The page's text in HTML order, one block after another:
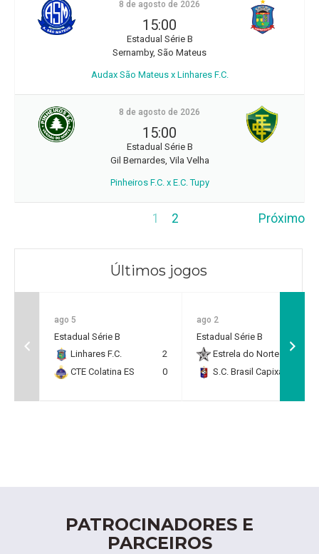
8 de agosto de 2026
15:00
Estadual Série B
Sernamby, São Mateus
Audax São Mateus x Linhares F.C.
8 de agosto de 2026
15:00
Estadual Série B
Gil Bernardes, Vila Velha
Pinheiros F.C. x E.C. Tupy
1 2 Próximo
Últimos jogos
ago 5
Estadual Série B
Linhares F.C.
2
CTE Colatina ES
0
ago 2
Estadual Série B
Estrela do Norte F.C.
S.C. Brasil Capixaba
PATROCINADORES E
PARCEIROS